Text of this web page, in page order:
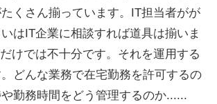
くさん揃っています。IT担当者がが
はIT企業に相談すれば道具は揃いま
けでは不十分です。それを運用する
どんな業務で在宅勤務を許可するの
勤務時間をどう管理するのか......